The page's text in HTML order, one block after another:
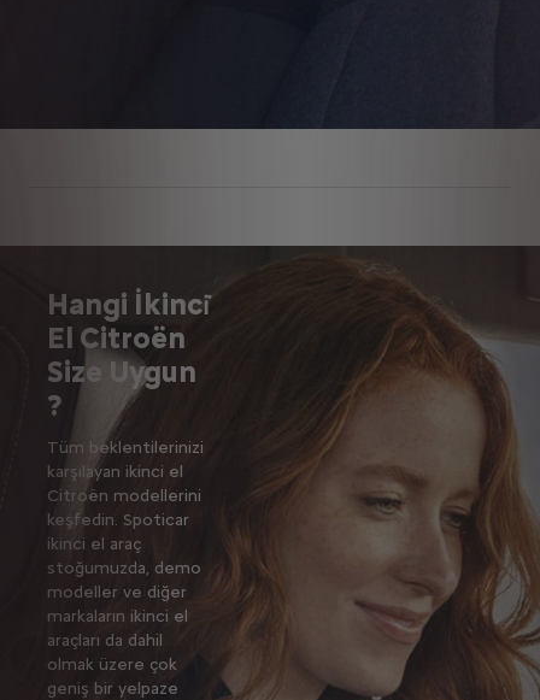
Hangi İkinci̇
El Citroën
Size Uygun
?
Tüm beklentilerinizi
karşılayan ikinci el
Citroën modellerini
keşfedin. Spoticar
ikinci el araç
stoğumuzda, demo
modeller ve diğer
markaların ikinci el
araçları da dahil
olmak üzere çok
geniş bir yelpaze